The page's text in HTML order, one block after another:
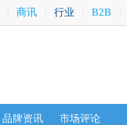
商讯 行业 B2B
品牌资讯
市场评论